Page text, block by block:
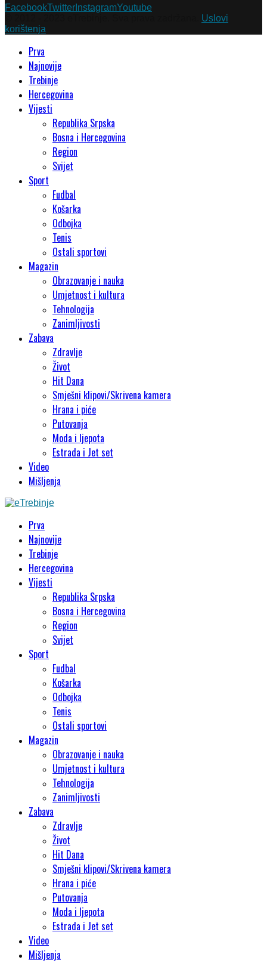
FacebookTwitter InstagramYoutube
Uslovi
korištenja
Prva
Najnovije
Trebinje
Hercegovina
Vijesti
Republika Srpska
Bosna i Hercegovina
Region
Svijet
Sport
Fudbal
Košarka
Odbojka
Tenis
Ostali sportovi
Magazin
Obrazovanje i nauka
Umjetnost i kultura
Tehnologija
Zanimljivosti
Zabava
Zdravlje
Život
Hit Dana
Smješni klipovi/Skrivena kamera
Hrana i piće
Putovanja
Moda i ljepota
Estrada i Jet set
Video
Mišljenja
Prva
Najnovije
Trebinje
Hercegovina
Vijesti
Republika Srpska
Bosna i Hercegovina
Region
Svijet
Sport
Fudbal
Košarka
Odbojka
Tenis
Ostali sportovi
Magazin
Obrazovanje i nauka
Umjetnost i kultura
Tehnologija
Zanimljivosti
Zabava
Zdravlje
Život
Hit Dana
Smješni klipovi/Skrivena kamera
Hrana i piće
Putovanja
Moda i ljepota
Estrada i Jet set
Video
Mišljenja